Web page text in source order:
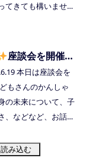
てきても構いません
ピーカーで参加し
頃 場所：玉島
座談会を開催し
本日は座談会を
もさんのかんしゃ
の未来について、子
、などなど、お話し
祉プラザボランティ
み込む